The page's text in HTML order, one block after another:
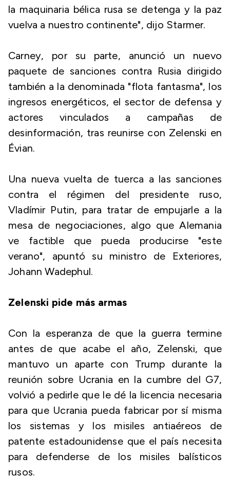
la maquinaria bélica rusa se detenga y la paz
vuelva a nuestro continente", dijo Starmer.
Carney, por su parte, anunció un nuevo
paquete de sanciones contra Rusia dirigido
también a la denominada "flota fantasma", los
ingresos energéticos, el sector de defensa y
actores vinculados a campañas de
desinformación, tras reunirse con Zelenski en
Évian.
Una nueva vuelta de tuerca a las sanciones
contra el régimen del presidente ruso,
Vladímir Putin, para tratar de empujarle a la
mesa de negociaciones, algo que Alemania
ve factible que pueda producirse "este
verano", apuntó su ministro de Exteriores,
Johann Wadephul.
Zelenski pide más armas
Con la esperanza de que la guerra termine
antes de que acabe el año, Zelenski, que
mantuvo un aparte con Trump durante la
reunión sobre Ucrania en la cumbre del G7,
volvió a pedirle que le dé la licencia necesaria
para que Ucrania pueda fabricar por sí misma
los sistemas y los misiles antiaéreos de
patente estadounidense que el país necesita
para defenderse de los misiles balísticos
rusos.